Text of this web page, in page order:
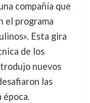
compañía que
el programa
Esta gira
de los
nuevos
las
época.